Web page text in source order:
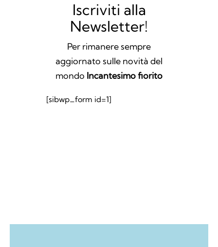
Iscriviti alla
Newsletter!
Per rimanere sempre
aggiornato sulle novità del
mondo Incantesimo fiorito
[sibwp_form id=1]